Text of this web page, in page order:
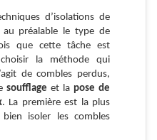
d’isolations de
préalable le type de
que cette tâche est
la méthode qui
de combles perdus,
soufflage et la pose de
. La première est la plus
isoler les combles